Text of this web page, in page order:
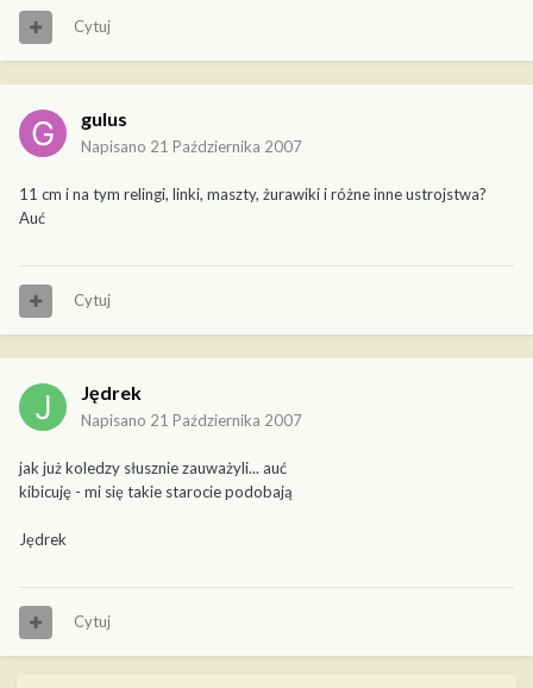
Cytuj
gulus
Napisano 21 Października 2007
11 cm i na tym relingi, linki, maszty, żurawiki i różne inne ustrojstwa?
Auć
Cytuj
Jędrek
Napisano 21 Października 2007
jak już koledzy słusznie zauważyli... auć
kibicuję - mi się takie starocie podobają
Jędrek
Cytuj